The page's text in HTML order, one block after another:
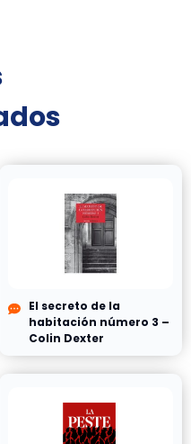
El secreto de la
habitación número 3 –
Colin Dexter